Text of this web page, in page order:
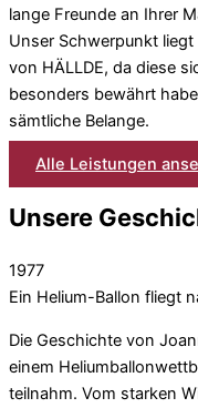
lange Freunde an Ihrer
Unser Schwerpunkt
von HÄLLDE, da diese
besonders bewährt
sämtliche Belange.
Alle Leistungen
Unsere
1977
Ein Helium-Ballon fliegt
Die Geschichte von
einem
teilnahm. Vom starken